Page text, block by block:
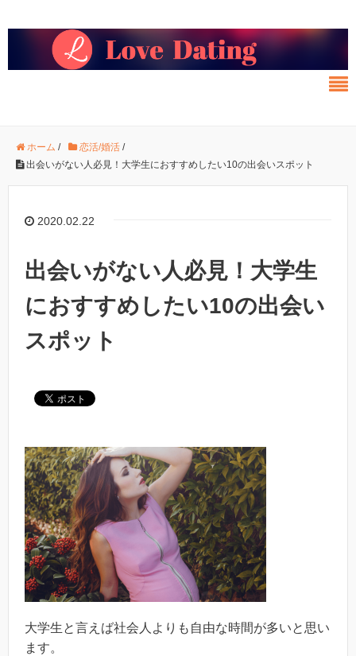
ホーム / 恋活/婚活 /
出会いがない人必見！大学生におすすめしたい10の出会いスポット
2020.02.22
出会いがない人必見！大学生
におすすめしたい10の出会い
スポット
大学生と言えば社会人よりも自由な時間が多いと思い
ます。